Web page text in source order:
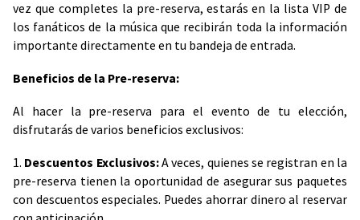
vez que completes la pre-reserva, estarás en la lista VIP de
los fanáticos de la música que recibirán toda la información
importante directamente en tu bandeja de entrada.
Beneficios de la Pre-reserva:
Al hacer la pre-reserva para el evento de tu elección,
disfrutarás de varios beneficios exclusivos:
1. Descuentos Exclusivos:A veces, quienes se registran en la
pre-reserva tienen la oportunidad de asegurar sus paquetes
con descuentos especiales. Puedes ahorrar dinero al reservar